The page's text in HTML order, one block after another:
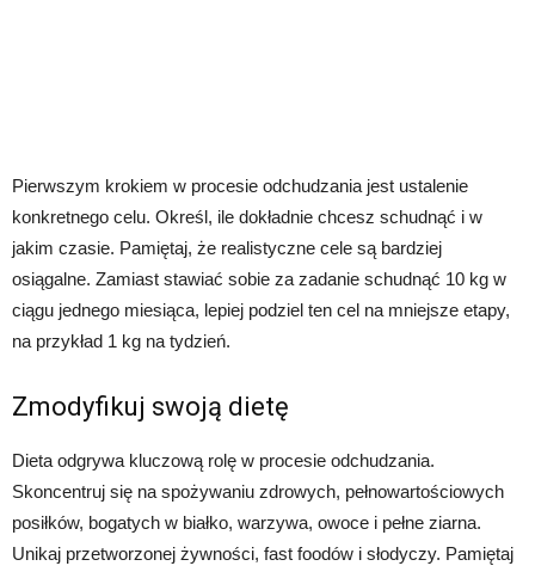
Pierwszym krokiem w procesie odchudzania jest ustalenie
konkretnego celu. Określ, ile dokładnie chcesz schudnąć i w
jakim czasie. Pamiętaj, że realistyczne cele są bardziej
osiągalne. Zamiast stawiać sobie za zadanie schudnąć 10 kg w
ciągu jednego miesiąca, lepiej podziel ten cel na mniejsze etapy,
na przykład 1 kg na tydzień.
Zmodyfikuj swoją dietę
Dieta odgrywa kluczową rolę w procesie odchudzania.
Skoncentruj się na spożywaniu zdrowych, pełnowartościowych
posiłków, bogatych w białko, warzywa, owoce i pełne ziarna.
Unikaj przetworzonej żywności, fast foodów i słodyczy. Pamiętaj